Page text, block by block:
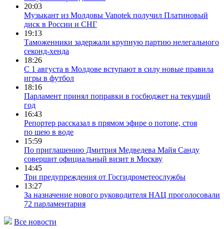
20:03
Музыкант из Молдовы Vanotek получил Платиновый
диск в России и СНГ
19:13
Таможенники задержали крупную партию нелегального
секонд-хенда
18:26
С 1 августа в Молдове вступают в силу новые правила
игры в футбол
18:16
Парламент принял поправки в госбюджет на текущий
год
16:43
Репортер рассказал в прямом эфире о потопе, стоя
по шею в воде
15:59
По приглашению Дмитрия Медведева Майя Санду
совершит официальный визит в Москву
14:45
Три предупреждения от Госгидрометеослужбы
13:27
За назначение нового руководителя НАЦ проголосовали
72 парламентария
Все новости